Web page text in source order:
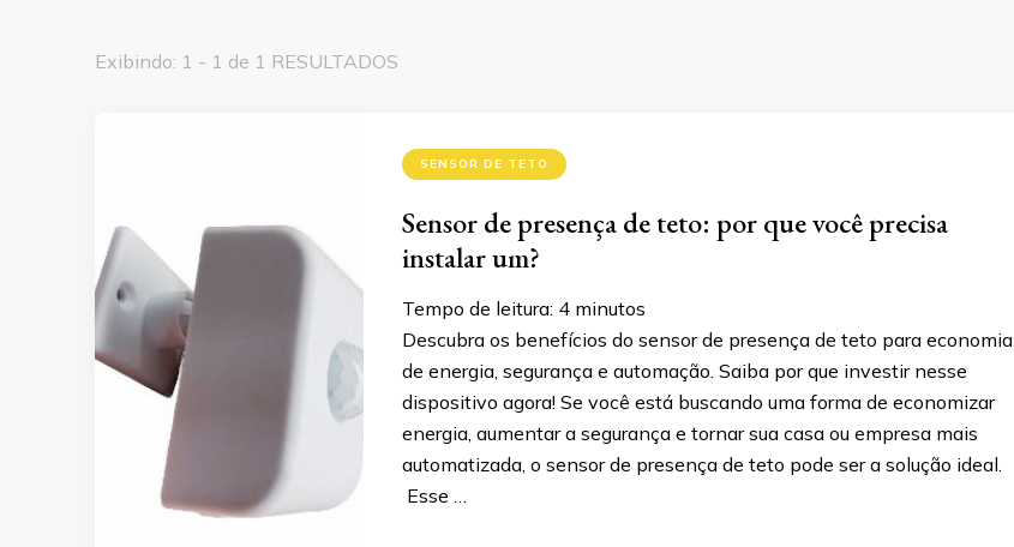
Exibindo: 1 - 1 de 1 RESULTADOS
SENSOR DE TETO
Sensor de presença de teto: por que você precisa
instalar um?
Tempo de leitura: 4 minutos
Descubra os benefícios do sensor de presença de teto para economia
de energia, segurança e automação. Saiba por que investir nesse
dispositivo agora! Se você está buscando uma forma de economizar
energia, aumentar a segurança e tornar sua casa ou empresa mais
automatizada, o sensor de presença de teto pode ser a solução ideal.
Esse …